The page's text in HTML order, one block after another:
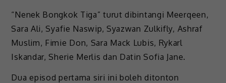
“Nenek Bongkok Tiga” turut dibintangi Meerqeen,
Sara Ali, Syafie Naswip, Syazwan Zulkifly, Ashraf
Muslim, Fimie Don, Sara Mack Lubis, Rykarl
Iskandar, Sherie Merlis dan Datin Sofia Jane.
Dua episod pertama siri ini boleh ditonton